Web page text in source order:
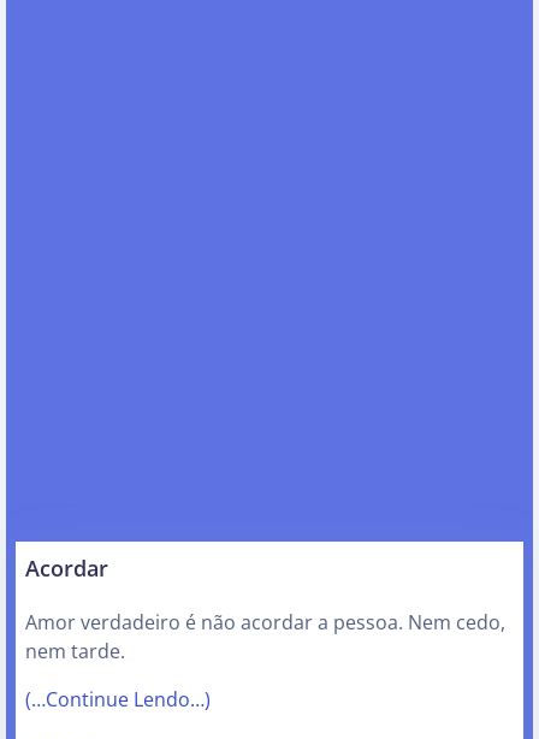
Acordar
Amor verdadeiro é não acordar a pessoa. Nem cedo,
nem tarde.
(…Continue Lendo…)